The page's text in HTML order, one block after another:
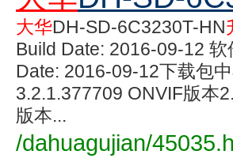
大华DH-SD-6C3230T-HN
Build Date: 2016-09-12
Date: 2016-09-12下载包
3.2.1.377709 ONVIF版本
版本...
/dahuagujian/